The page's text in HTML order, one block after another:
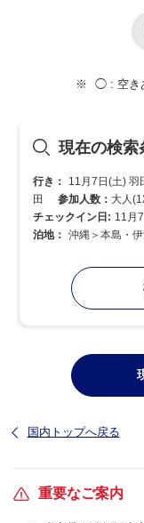
◯ : 空き
現在の検索
行き： 11月7日(土)
田
参加人数： 大人
チェックイン日: 11月
泊地： 沖縄＞本島・
国内トップへ戻る
重要なご案内